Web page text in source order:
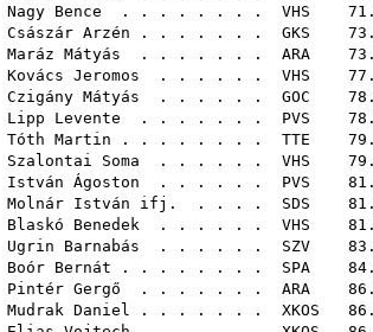
Nagy Bence . . . . . . . . VHS
Császár Arzén . . . . . . . GKS
Maráz Mátyás . . . . . . . ARA
Kovács Jeromos . . . . . . VHS
Czigány Mátyás . . . . . . GOC
Lipp Levente . . . . . . . PVS
Tóth Martin . . . . . . . . TTE
Szalontai Soma . . . . . . VHS
István Ágoston . . . . . . PVS
Molnár István ifj. . . . . SDS
Blaskó Benedek . . . . . . VHS
Ugrin Barnabás . . . . . . SZV
Boór Bernát . . . . . . . . SPA
Pintér Gergő . . . . . . . ARA
Mudrak Daniel . . . . . . . XKOS